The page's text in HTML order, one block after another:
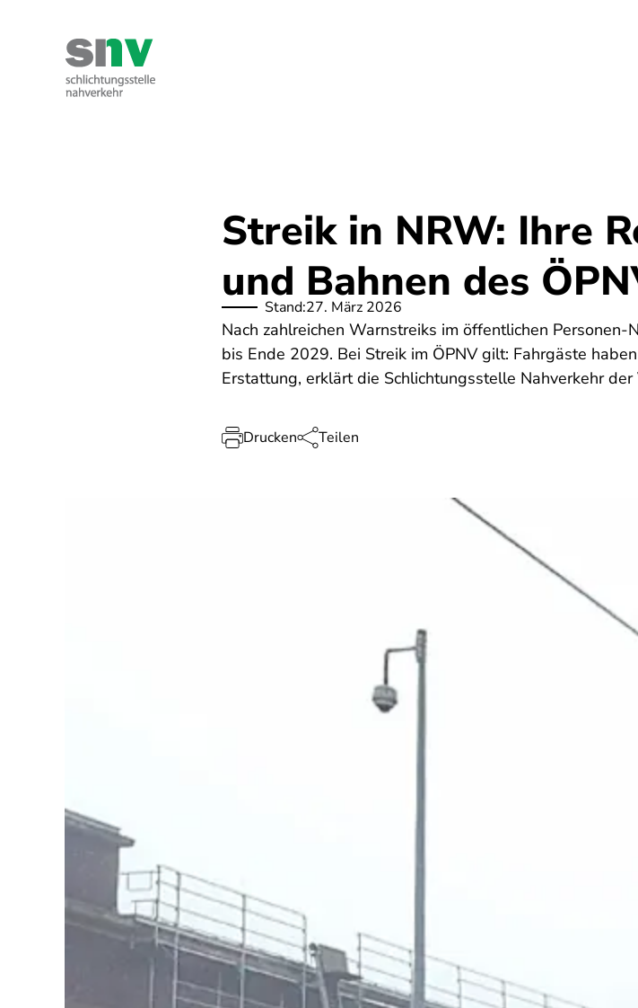
Kontakt
Streik in NRW: Ihre
und Bahnen des
Stand:27. März 2026
Nach zahlreichen Warnstreiks im öffentlichen
bis Ende 2029. Bei Streik im ÖPNV gilt: Fahrgäste
Erstattung, erklärt die Schlichtungsstelle Nahverkehr
Drucken Teilen